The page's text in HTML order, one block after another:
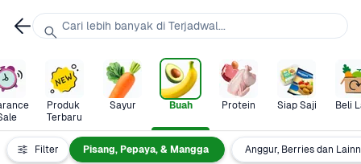
Produk
Terbaru
Sayur Buah Protein Siap Saji Beli
Filter
Sale Pisang, Pepaya, & Mangga Anggur, Berries dan
Cari lebih banyak di Terjadwal...